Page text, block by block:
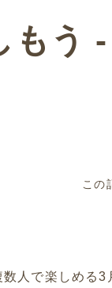
もう
この
人で楽しめる3